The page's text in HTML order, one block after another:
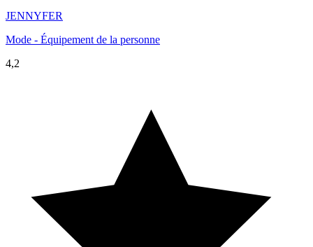
JENNYFER
Mode - Équipement de la personne
4,2